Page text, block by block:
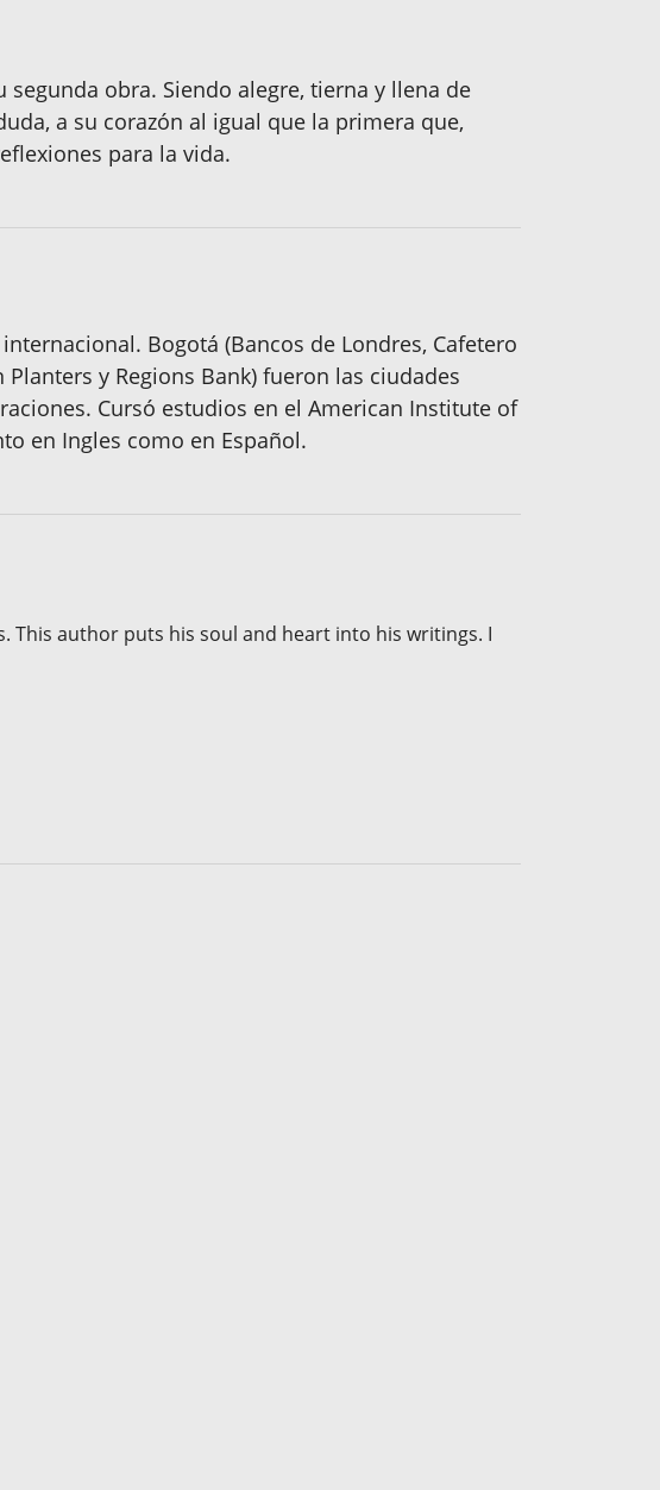
segunda obra. Siendo alegre, tierna y llena de
a su corazón al igual que la primera que,
para la vida.
Bogotá (Bancos de Londres, Cafetero
y Regions Bank) fueron las ciudades
Cursó estudios en el American Institute of
en Ingles como en Español.
This author puts his soul and heart into his writings. I